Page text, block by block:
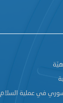
في عملية السلام